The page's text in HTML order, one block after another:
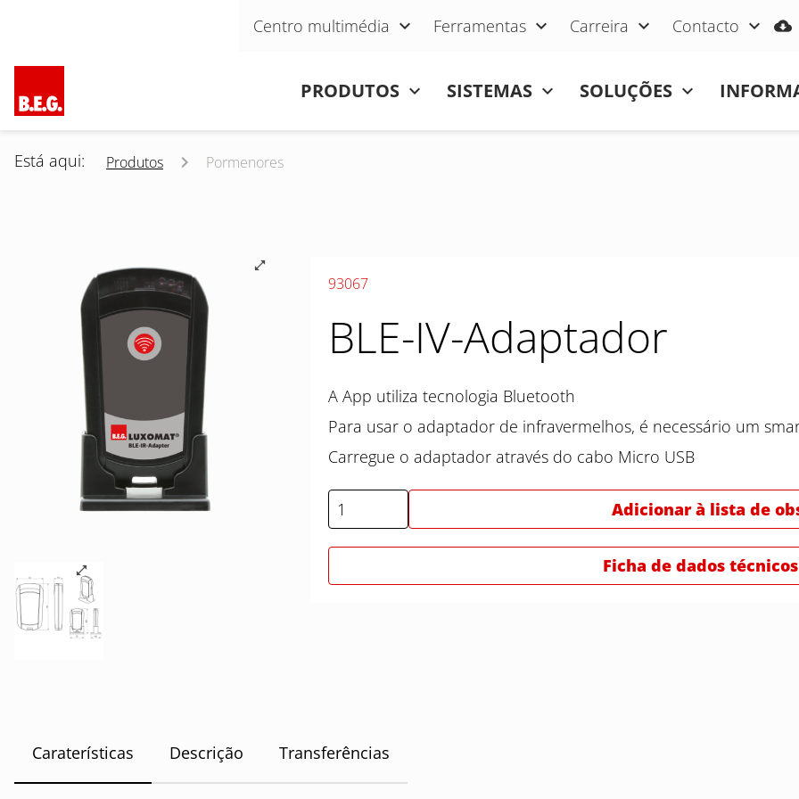
Pular navegação
Centro multimédia Ferramentas Carreira Contacto
PRODUTOS SISTEMAS SOLUÇÕES
Está aqui: Produtos Pormenores
93067
BLE-IV-Adaptador
A App utiliza tecnologia Bluetooth
Para usar o adaptador de infravermelhos, é necessário um
Carregue o adaptador através do cabo Micro USB
Adicionar à lista de
Ficha de dados técnicos
Caraterísticas Descrição Transferências